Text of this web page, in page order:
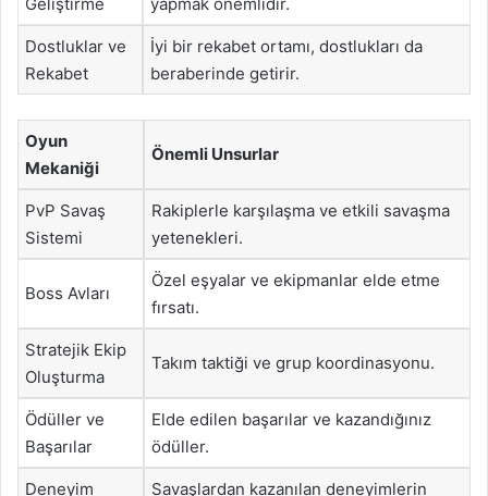
Dostluklar ve
Rekabet
İyi bir rekabet ortamı, dostlukları da
beraberinde getirir.
Oyun
Mekaniği
Önemli Unsurlar
PvP Savaş
Sistemi
Rakiplerle karşılaşma ve etkili savaşma
yetenekleri.
Boss Avları
Özel eşyalar ve ekipmanlar elde etme
fırsatı.
Stratejik Ekip
Oluşturma
Takım taktiği ve grup koordinasyonu.
Ödüller ve
Başarılar
Elde edilen başarılar ve kazandığınız
ödüller.
Deneyim
Savaşlardan kazanılan deneyimlerin